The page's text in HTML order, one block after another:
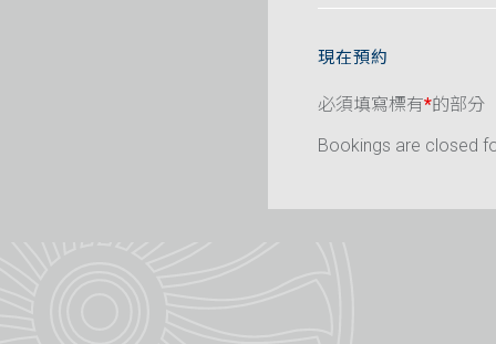
現在預約
必須填寫標有*的部分
Bookings are closed